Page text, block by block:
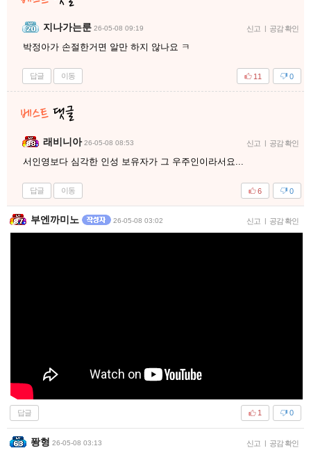
지나가는룬 26-05-08 09:19 신고 | 공감 확인
박정아가 손절한거면 알만 하지 않나요 ㅋ
답글 이동 0
11
래비니아 26-05-08 08:53 신고 | 공감 확인
서인영보다 심각한 인성 보유자가 그 우주인이라서요...
답글 이동 0
6
부엔까미노 26-05-08 03:02 신고 | 공감 확인
답글 0
1
퐝형 26-05-08 03:13 신고 | 공감 확인